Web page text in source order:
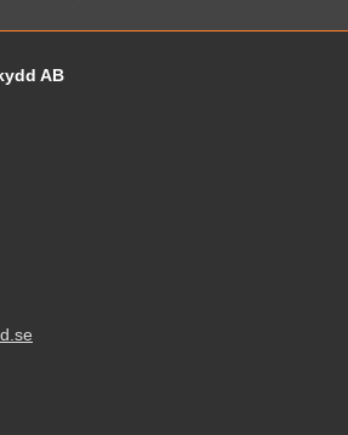
Blandet informasjon og
AB